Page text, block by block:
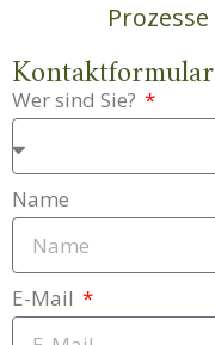
Prozesse
Kontaktformular
Wer sind Sie?
Name
E-Mail